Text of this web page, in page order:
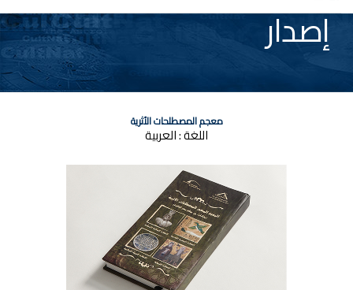
إصدار
معجم المصطلحات الأثرية
اللغة :العربية